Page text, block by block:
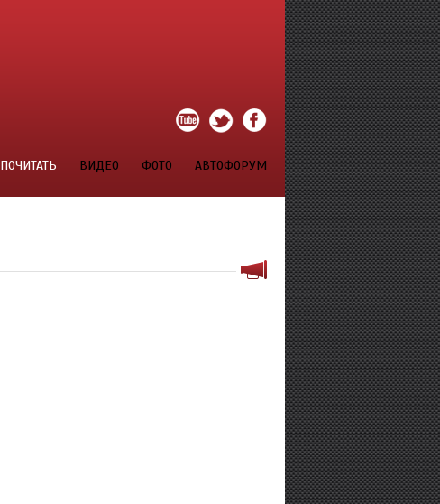
ПОЧИТАТЬ ВИДЕО ФОТО АВТОФОРУМ